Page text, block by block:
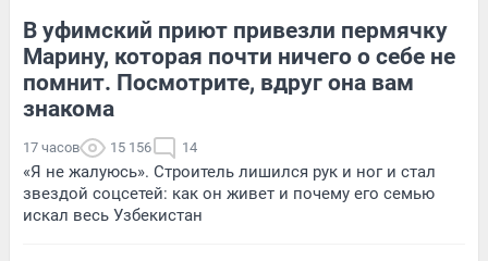
В уфимский приют привезли пермячку
Марину, которая почти ничего о себе не
помнит. Посмотрите, вдруг она вам
знакома
17 часов 15 156 14
«Я не жалуюсь». Строитель лишился рук и ног и стал
звездой соцсетей: как он живет и почему его семью
искал весь Узбекистан